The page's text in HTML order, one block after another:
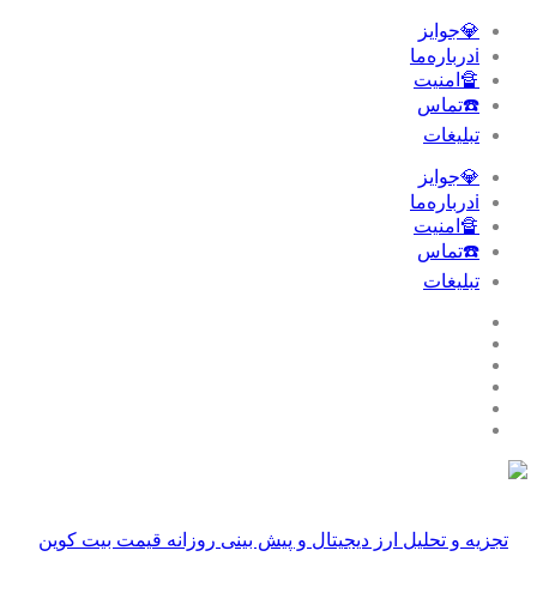
💎جوایز
ℹ️درباره‌ما
🔏امنیت
☎️تماس
تبلیغات‌
💎جوایز
ℹ️درباره‌ما
🔏امنیت
☎️تماس
تبلیغات‌